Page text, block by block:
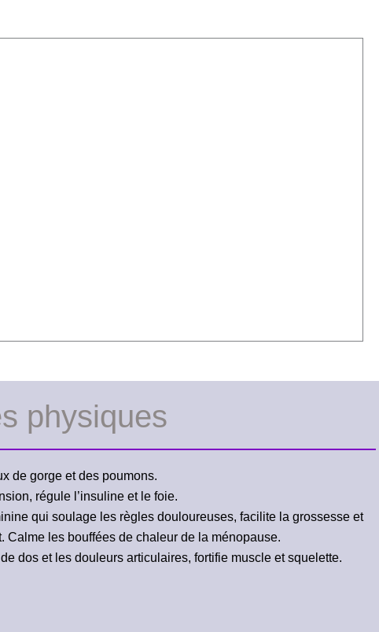
physiques
de gorge et des poumons.
régule l’insuline et le foie.
qui soulage les règles douloureuses, facilite la grossesse et
Calme les bouffées de chaleur de la ménopause.
dos et les douleurs articulaires, fortifie muscle et squelette.